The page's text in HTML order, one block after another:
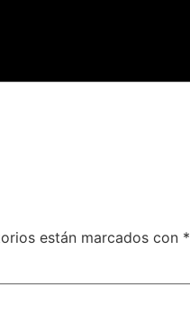
están marcados con *